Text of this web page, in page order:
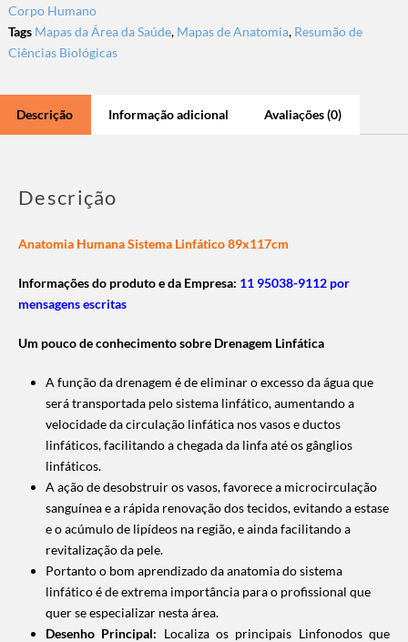
Corpo Humano
Tags Mapas da Área da Saúde, Mapas de Anatomia, Resumão de
Ciências Biológicas
Descrição Informação adicional Avaliações (0)
Descrição
Anatomia Humana Sistema Linfático 89x117cm
Informações do produto e da Empresa: 11 95038-9112 por
mensagens escritas
Um pouco de conhecimento sobre Drenagem Linfática
A função da drenagem é de eliminar o excesso da água que
será transportada pelo sistema linfático, aumentando a
velocidade da circulação linfática nos vasos e ductos
linfáticos, facilitando a chegada da linfa até os gânglios
linfáticos.
A ação de desobstruir os vasos, favorece a microcirculação
sanguínea e a rápida renovação dos tecidos, evitando a estase
e o acúmulo de lipídeos na região, e ainda facilitando a
revitalização da pele.
Portanto o bom aprendizado da anatomia do sistema
linfático é de extrema importância para o profissional que
quer se especializar nesta área.
Desenho Principal: Localiza os principais Linfonodos que